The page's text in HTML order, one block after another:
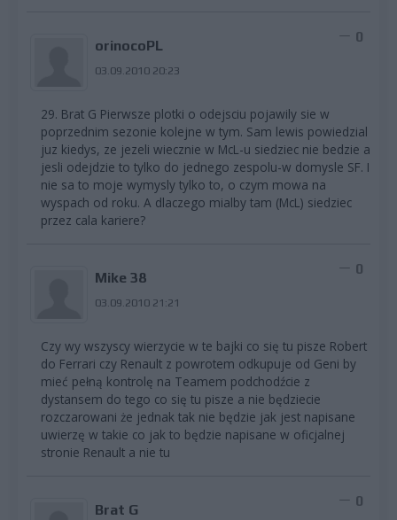
orinocoPL
03.09.2010 20:23
0
29. Brat G Pierwsze plotki o odejsciu pojawily sie w
poprzednim sezonie kolejne w tym. Sam lewis powiedzial
juz kiedys, ze jezeli wiecznie w McL-u siedziec nie bedzie a
jesli odejdzie to tylko do jednego zespolu-w domysle SF. I
nie sa to moje wymysly tylko to, o czym mowa na
wyspach od roku. A dlaczego mialby tam (McL) siedziec
przez cala kariere?
Mike 38
03.09.2010 21:21
0
Czy wy wszyscy wierzycie w te bajki co się tu pisze Robert
do Ferrari czy Renault z powrotem odkupuje od Geni by
mieć pełną kontrolę na Teamem podchodźcie z
dystansem do tego co się tu pisze a nie będziecie
rozczarowani że jednak tak nie będzie jak jest napisane
uwierzę w takie co jak to będzie napisane w oficjalnej
stronie Renault a nie tu
Brat G
0